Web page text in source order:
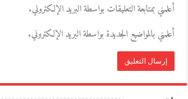
أعلمني بمتابعة التعليقات بواسطة البريد الإلكتروني.
أعلمني بالمواضيع الجديدة بواسطة البريد الإلكتروني.